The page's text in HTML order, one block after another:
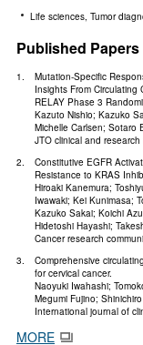
Life sciences, Tumor
Published Papers
Mutation-Specific
Insights From
RELAY Phase 3
Kazuto Nishio; Kazuko
Michelle Carlsen; Sotaro
JTO clinical and
Constitutive EGFR
Resistance to KRAS
Hiroaki Kanemura;
Iwawaki; Kei Kunimasa;
Kazuko Sakai; Koichi
Hidetoshi Hayashi;
Cancer research
Comprehensive
for cervical cancer.
Naoyuki Iwahashi;
Megumi Fujino;
International journal of
MORE